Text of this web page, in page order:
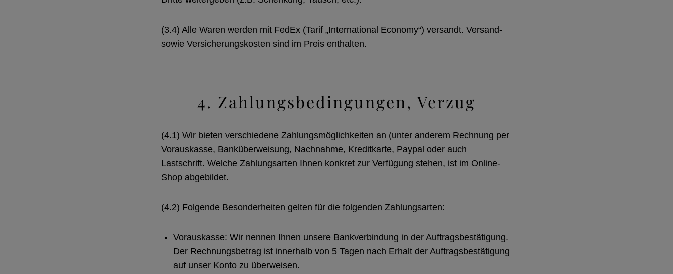
(3.4) Alle Waren werden mit FedEx (Tarif „International Economy“) versandt. Versand-
sowie Versicherungskosten sind im Preis enthalten.
4. Zahlungsbedingungen, Verzug
(4.1) Wir bieten verschiedene Zahlungsmöglichkeiten an (unter anderem Rechnung per
Vorauskasse, Banküberweisung, Nachnahme, Kreditkarte, Paypal oder auch
Lastschrift. Welche Zahlungsarten Ihnen konkret zur Verfügung stehen, ist im Online-
Shop abgebildet.
(4.2) Folgende Besonderheiten gelten für die folgenden Zahlungsarten:
Vorauskasse: Wir nennen Ihnen unsere Bankverbindung in der Auftragsbestätigung.
Der Rechnungsbetrag ist innerhalb von 5 Tagen nach Erhalt der Auftragsbestätigung
auf unser Konto zu überweisen.